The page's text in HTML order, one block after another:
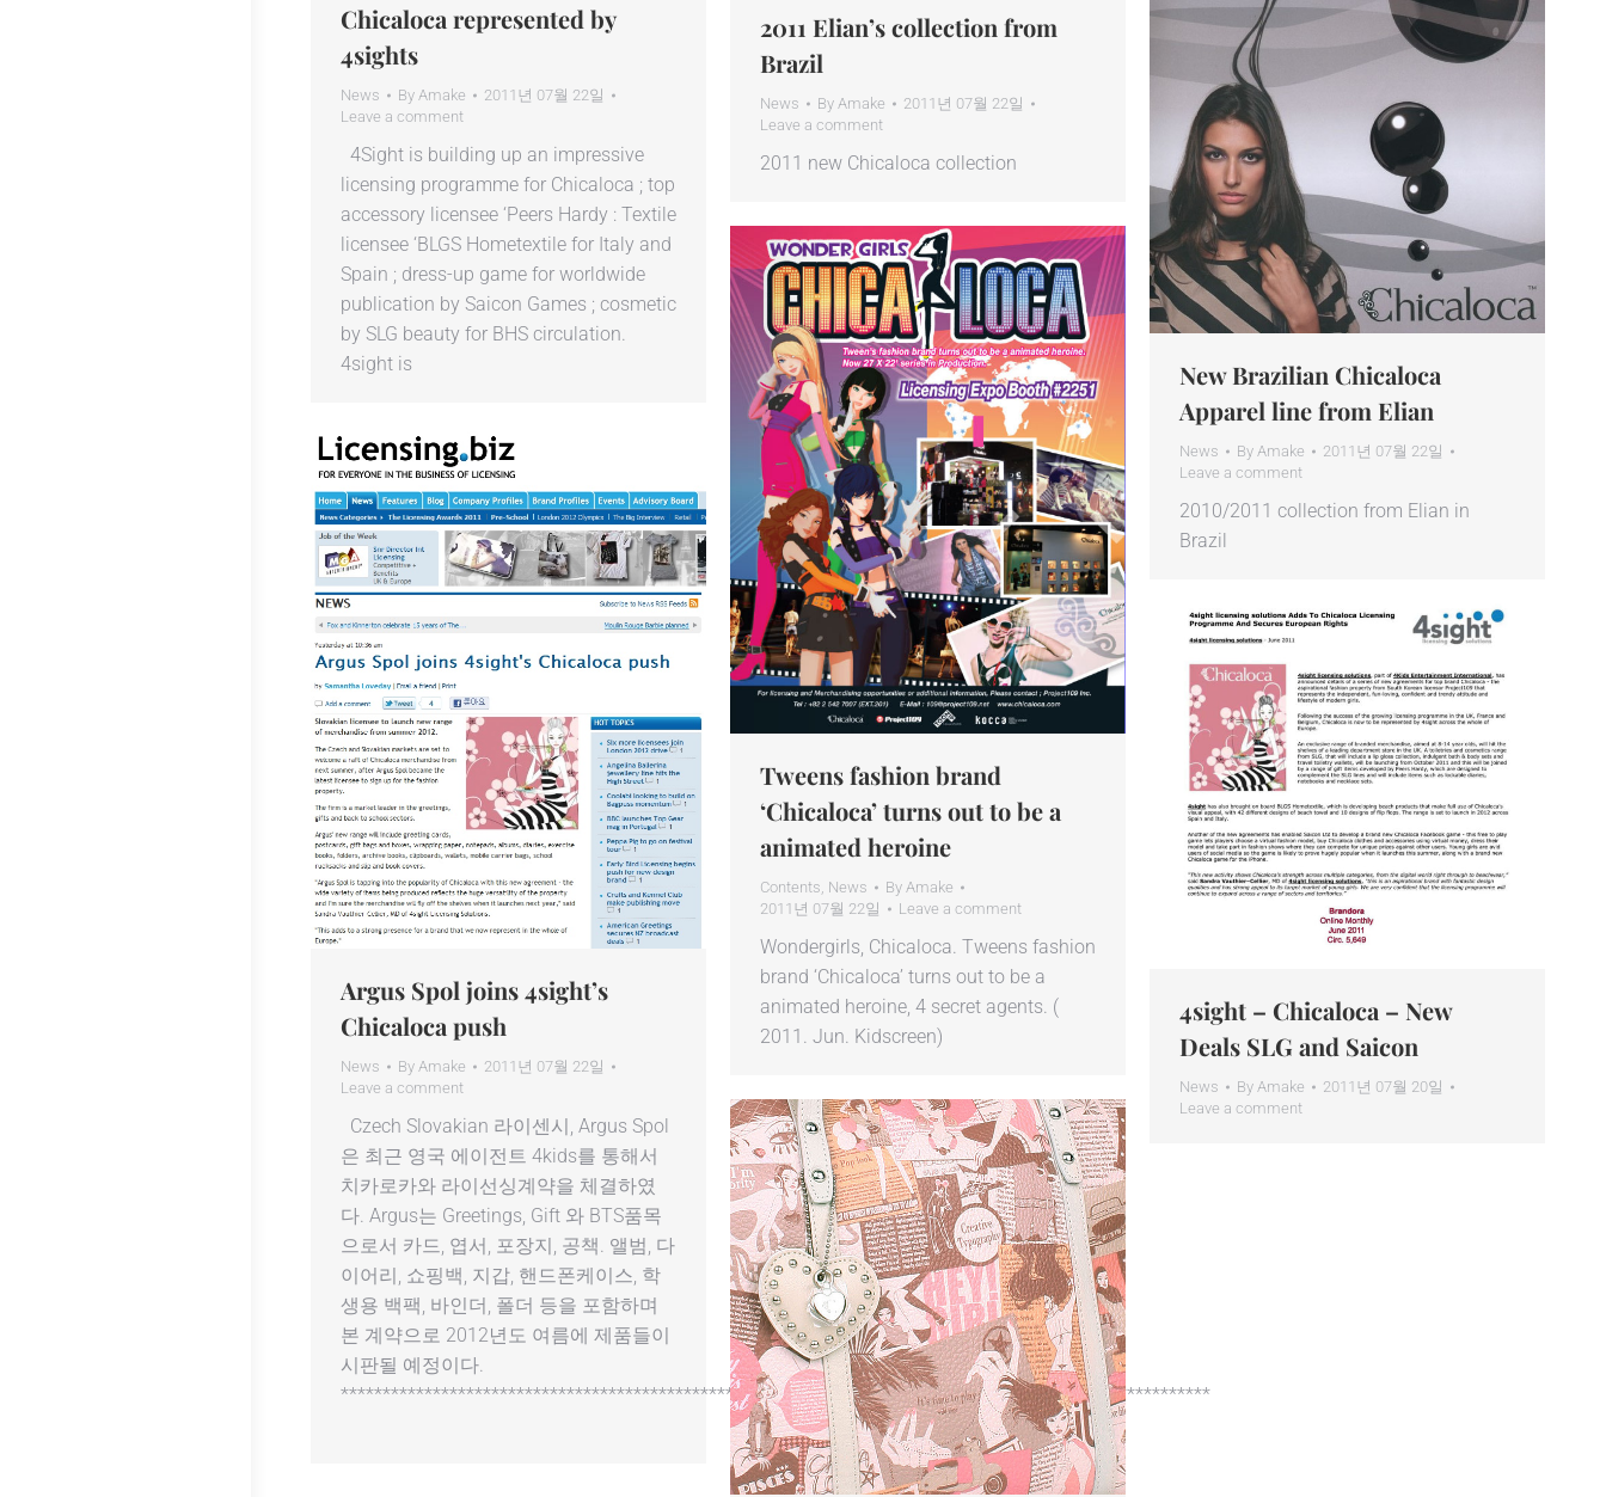
Chicaloca represented by
4sights
News By Amake
2011년 07월 22일
Leave a comment
4Sight is building up an impressive
licensing programme for Chicaloca ; top
accessory licensee ‘Peers Hardy : Textile
licensee ‘BLGS Hometextile for Italy and
Spain ; dress-up game for worldwide
publication by Saicon Games ; cosmetic
by SLG beauty for BHS circulation.
4sight is
2011 Elian’s collection from
Brazil
News By Amake
2011년 07월 22일
Leave a comment
2011 new Chicaloca collection
New Brazilian Chicaloca
Apparel line from Elian
News By Amake
2011년 07월 22일
Leave a comment
2010/2011 collection from Elian in
Brazil
Tweens fashion brand
‘Chicaloca’ turns out to be a
animated heroine
Contents News By Amake
2011년 07월 22일
Leave a comment
Wondergirls, Chicaloca. Tweens fashion
brand ‘Chicaloca’ turns out to be a
animated heroine, 4 secret agents. (
2011. Jun. Kidscreen)
Argus Spol joins 4sight’s
Chicaloca push
News By Amake
2011년 07월 22일
Leave a comment
Czech Slovakian 라이센시, Argus Spol
은 최근 영국 에이전트 4kids를 통해서
치카로카와 라이선싱계약을 체결하였
다. Argus는 Greetings, Gift 와 BTS품목
으로서 카드, 엽서, 포장지, 공책. 앨범, 다
이어리, 쇼핑백, 지갑, 핸드폰케이스, 학
생용 백팩, 바인더, 폴더 등을 포함하며
본 계약으로 2012년도 여름에 제품들이
시판될 예정이다.
********************************************************************************************************
4sight – Chicaloca – New
Deals SLG and Saicon
News By Amake
2011년 07월 20일
Leave a comment